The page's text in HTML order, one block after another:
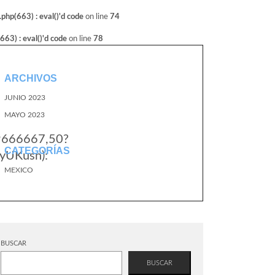
: eval()'d code on line 74
: eval()'d code on line 78
ARCHIVOS
JUNIO 2023
MAYO 2023
CATEGORÍAS
MEXICO
BUSCAR
BUSCAR